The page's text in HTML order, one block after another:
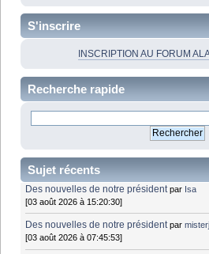
S'inscrire
INSCRIPTION AU FORUM
Recherche rapide
Sujet récents
Des nouvelles de notre président par Isa
[03 août 2026 à 15:20:30]
Des nouvelles de notre président par
[03 août 2026 à 07:45:53]